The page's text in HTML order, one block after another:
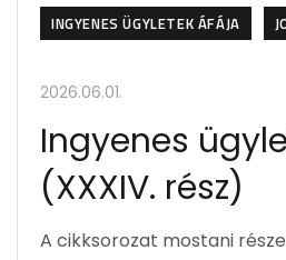
INGYENES ÜGYLETEK ÁFÁJA
2026.06.01.
Ingyenes
(XXXIV. rész)
A cikksorozat mostani